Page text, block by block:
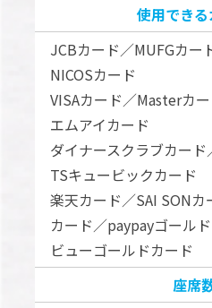
使用でき
JCBカード／MUFGカー
NICOSカード
VISAカード／Masterカ
エムアイカード
ダイナースクラブカード
TSキュービックカード
楽天カード／SAI SON
カード／paypayゴール
ビューゴールドカード
座席